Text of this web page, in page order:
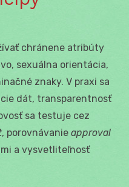
chránene atribúty
sexuálna orientácia,
znaky. V praxi sa
dát, transparentnosť
sa testuje cez
, porovnávanie approval
a vysvetliteľnosť